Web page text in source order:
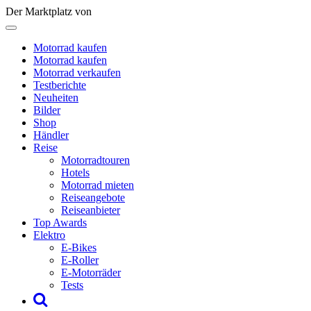
Der Marktplatz von
Motorrad kaufen
Motorrad kaufen
Motorrad verkaufen
Testberichte
Neuheiten
Bilder
Shop
Händler
Reise
Motorradtouren
Hotels
Motorrad mieten
Reiseangebote
Reiseanbieter
Top Awards
Elektro
E-Bikes
E-Roller
E-Motorräder
Tests